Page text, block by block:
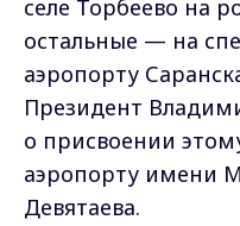
селе Торбеево на
остальные — на
аэропорту
Президент
о присвоении
аэропорту имени
Девятаева.